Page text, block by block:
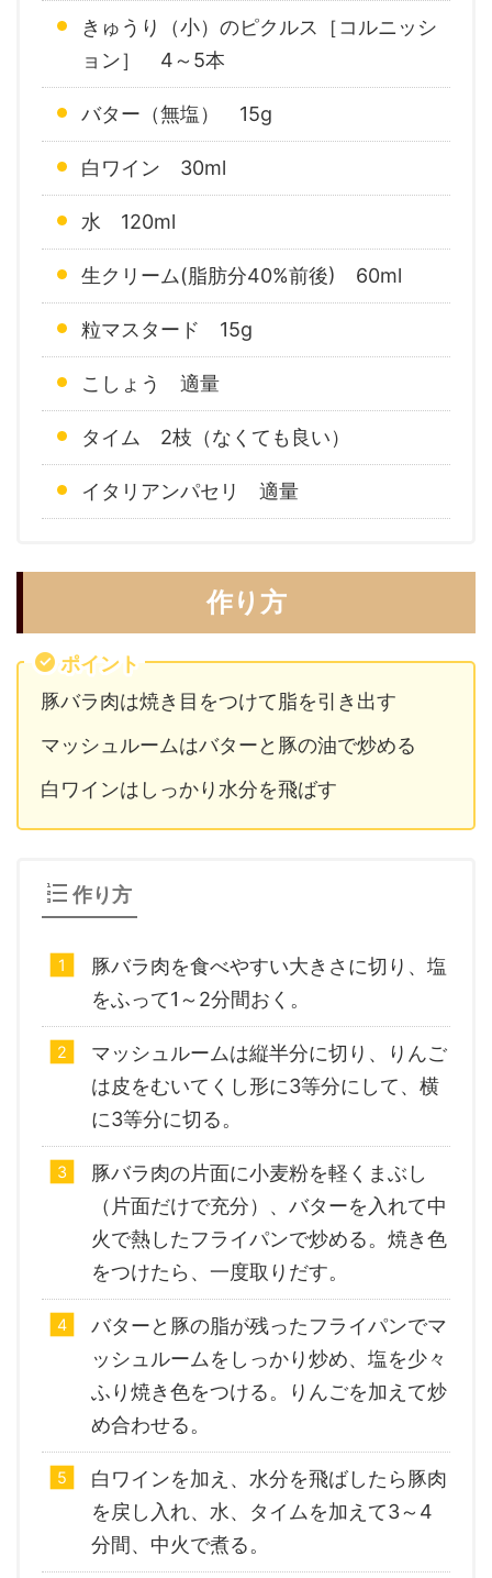
きゅうり（小）のピクルス［コルニッシ
ョン］ 4～5本
バター（無塩） 15g
白ワイン 30ml
水 120ml
生クリーム(脂肪分40%前後) 60ml
粒マスタード 15g
こしょう 適量
タイム 2枝（なくても良い）
イタリアンパセリ 適量
作り方
ポイント
豚バラ肉は焼き目をつけて脂を引き出す
マッシュルームはバターと豚の油で炒める
白ワインはしっかり水分を飛ばす
作り方
豚バラ肉を食べやすい大きさに切り、塩
をふって1～2分間おく。
マッシュルームは縦半分に切り、りんご
は皮をむいてくし形に3等分にして、横
に3等分に切る。
豚バラ肉の片面に小麦粉を軽くまぶし
（片面だけで充分）、バターを入れて中
火で熱したフライパンで炒める。焼き色
をつけたら、一度取りだす。
バターと豚の脂が残ったフライパンでマ
ッシュルームをしっかり炒め、塩を少々
ふり焼き色をつける。りんごを加えて炒
め合わせる。
白ワインを加え、水分を飛ばしたら豚肉
を戻し入れ、水、タイムを加えて3～4
分間、中火で煮る。